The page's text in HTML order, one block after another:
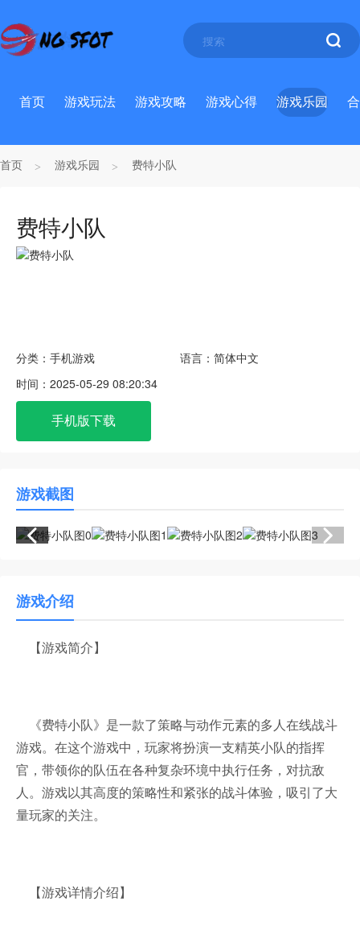
首页 游戏玩法 游戏攻略 游戏心得 游戏乐园
首页 游戏乐园 费特小队
费特小队
分类： 手机游戏 语言： 简体中文
时间： 2025-05-29 08:20:34
手机版下载
游戏截图
游戏介绍
【游戏简介】
《费特小队》是一款了策略与动作元素的多人在线战斗
游戏。在这个游戏中，玩家将扮演一支精英小队的指挥
官，带领你的队伍在各种复杂环境中执行任务，对抗敌
人。游戏以其高度的策略性和紧张的战斗体验，吸引了大
量玩家的关注。
【游戏详情介绍】